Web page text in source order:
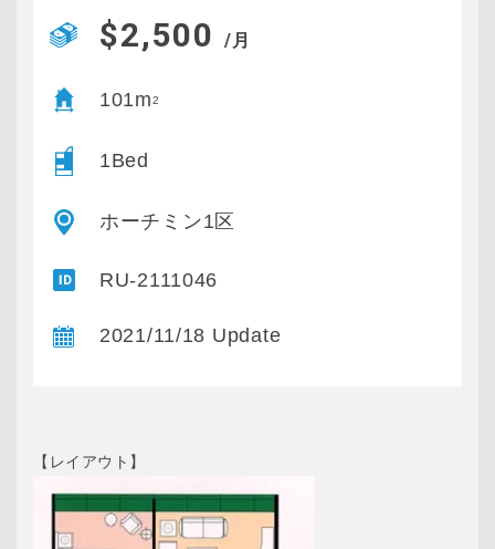
$2,500 /月
101m2
1Bed
ホーチミン1区
RU-2111046
2021/11/18 Update
【レイアウト】